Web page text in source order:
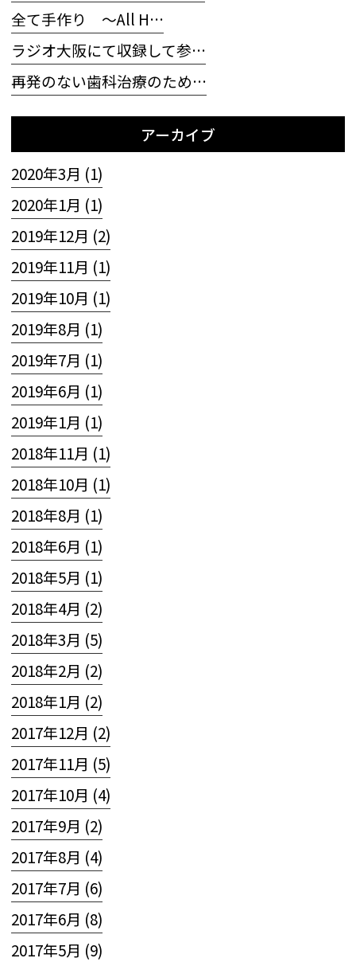
全て手作り 〜All H…
ラジオ大阪にて収録して参…
再発のない歯科治療のため…
アーカイブ
2020年3月 (1)
2020年1月 (1)
2019年12月 (2)
2019年11月 (1)
2019年10月 (1)
2019年8月 (1)
2019年7月 (1)
2019年6月 (1)
2019年1月 (1)
2018年11月 (1)
2018年10月 (1)
2018年8月 (1)
2018年6月 (1)
2018年5月 (1)
2018年4月 (2)
2018年3月 (5)
2018年2月 (2)
2018年1月 (2)
2017年12月 (2)
2017年11月 (5)
2017年10月 (4)
2017年9月 (2)
2017年8月 (4)
2017年7月 (6)
2017年6月 (8)
2017年5月 (9)